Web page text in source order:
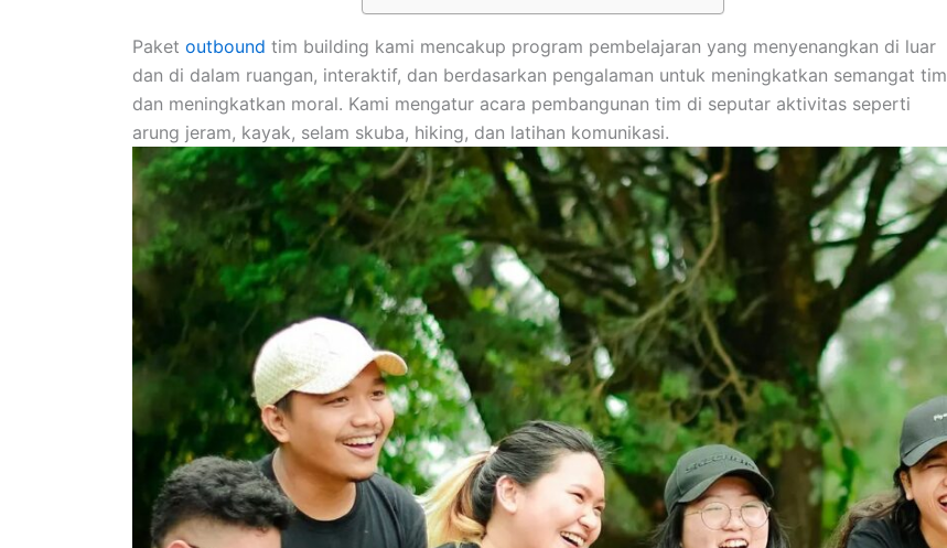
Paket outbound tim building kami mencakup program pembelajaran yang menyenangkan di luar
dan di dalam ruangan, interaktif, dan berdasarkan pengalaman untuk meningkatkan semangat tim
dan meningkatkan moral. Kami mengatur acara pembangunan tim di seputar aktivitas seperti
arung jeram, kayak, selam skuba, hiking, dan latihan komunikasi.